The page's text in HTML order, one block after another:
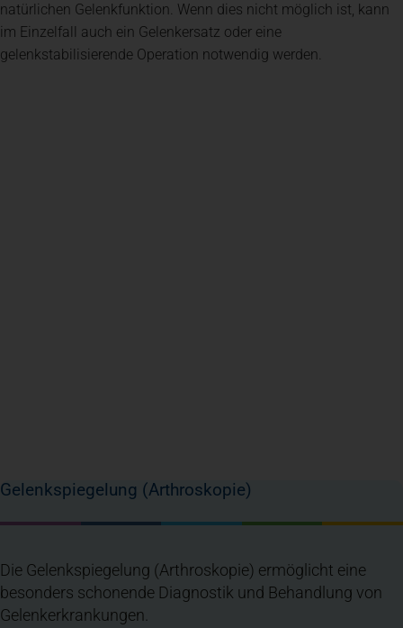
natürlichen Gelenkfunktion. Wenn dies nicht möglich ist, kann
im Einzelfall auch ein Gelenkersatz oder eine
gelenkstabilisierende Operation notwendig werden.
Gelenkspiegelung (Arthroskopie)
Die Gelenkspiegelung (Arthroskopie) ermöglicht eine
besonders schonende Diagnostik und Behandlung von
Gelenkerkrankungen.